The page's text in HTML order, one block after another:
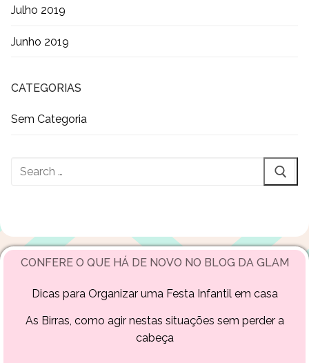
Julho 2019
Junho 2019
CATEGORIAS
Sem Categoria
Pesquisar
CONFERE O QUE HÁ DE NOVO NO BLOG DA GLAM
Dicas para Organizar uma Festa Infantil em casa
As Birras, como agir nestas situações sem perder a
cabeça